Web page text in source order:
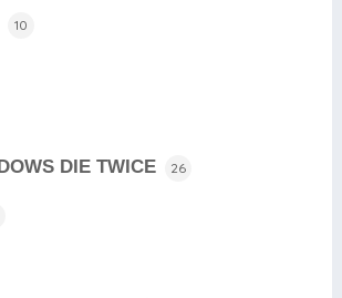
10
DIE TWICE 26